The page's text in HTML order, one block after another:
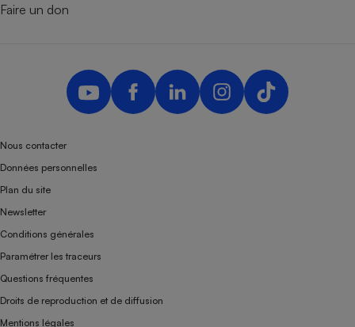
Faire un don
Nous contacter
Données personnelles
Plan du site
Newsletter
Conditions générales
Paramétrer les traceurs
Questions fréquentes
Droits de reproduction et de diffusion
Mentions légales